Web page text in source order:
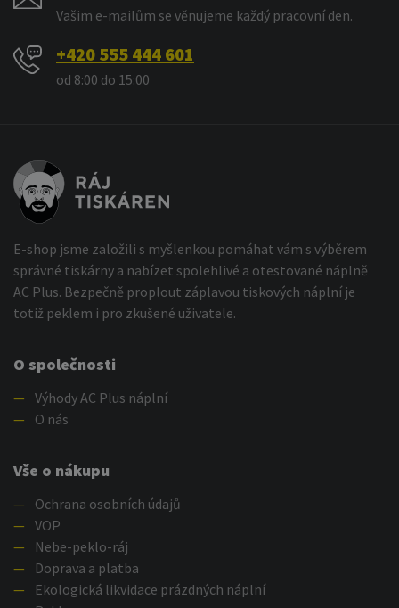
Vašim e-mailům se věnujeme každý pracovní den.
+420 555 444 601
od 8:00 do 15:00
E-shop jsme založili s myšlenkou pomáhat vám s výběrem
správné tiskárny a nabízet spolehlivé a otestované náplně
AC Plus. Bezpečně proplout záplavou tiskových náplní je
totiž peklem i pro zkušené uživatele.
O společnosti
— Výhody AC Plus náplní
—
O nás
Vše o nákupu
—
Ochrana osobních údajů
— VOP
—
Nebe-peklo-ráj
—
Doprava a platba
—
Ekologická likvidace prázdných náplní